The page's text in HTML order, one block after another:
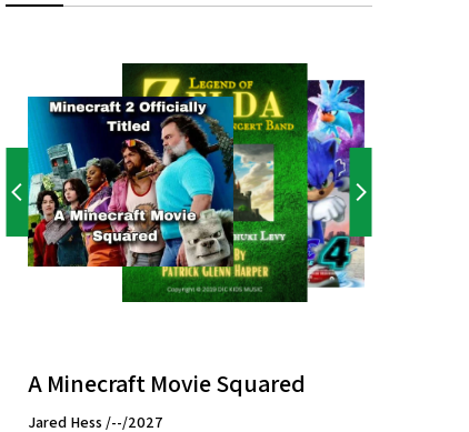
A Minecraft Movie Squared
Jared Hess /--/2027